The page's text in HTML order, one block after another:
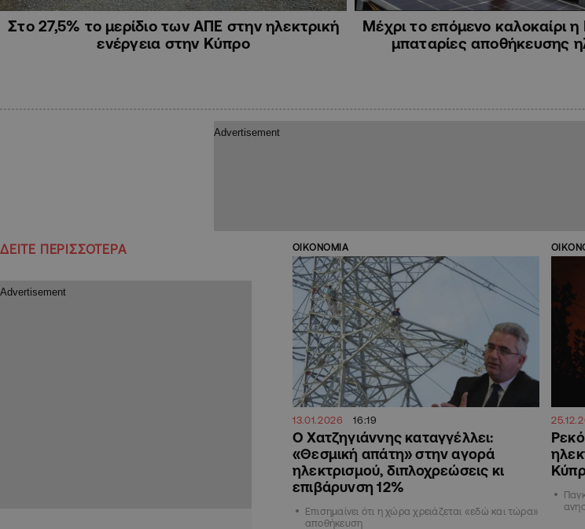
Στο 27,5% το μερίδιο των ΑΠΕ στην ηλεκτρική
ενέργεια στην Κύπρο
Μέχρι το επόμενο καλοκαίρι
μπαταρίες αποθήκευσης
ΔΕΙΤΕ ΠΕΡΙΣΣΟΤΕΡΑ ΟΙΚΟΝΟΜΙΑ
13.01.2026 16:19
Ο Χατζηγιάννης καταγγέλλει:
«Θεσμική απάτη» στην αγορά
ηλεκτρισμού, διπλοχρεώσεις κι
επιβάρυνση 12%
Επισημαίνει ότι η χώρα χρειάζεται «εδώ και τώρα»
αποθήκευση